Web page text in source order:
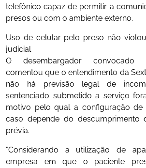
telefônico capaz de permitir a
presos ou com o ambiente externo.
Uso de celular pelo preso não
judicial
O desembargador convocado
comentou que o entendimento da
não há previsão legal de
sentenciado submetido a serviço
motivo pelo qual a configuração de
caso depende do descumprimento
prévia.
"Considerando a utilização de
empresa em que o paciente